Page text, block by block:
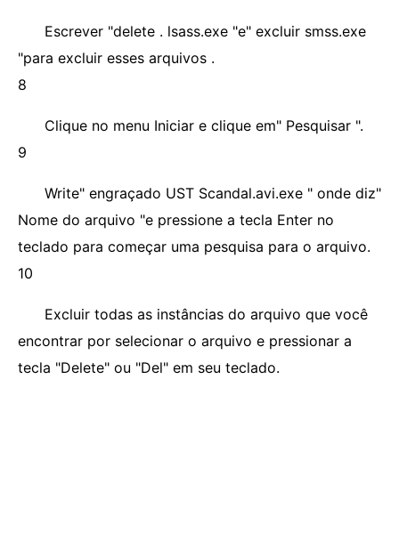
Escrever "delete . lsass.exe "e" excluir smss.exe
"para excluir esses arquivos .
8
Clique no menu Iniciar e clique em" Pesquisar ".
9
Write" engraçado UST Scandal.avi.exe " onde diz"
Nome do arquivo "e pressione a tecla Enter no
teclado para começar uma pesquisa para o arquivo.
10
Excluir todas as instâncias do arquivo que você
encontrar por selecionar o arquivo e pressionar a
tecla "Delete" ou "Del" em seu teclado.